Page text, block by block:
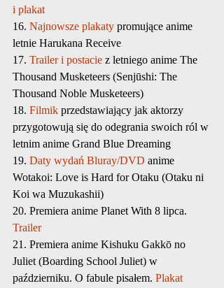
i plakat
16. Najnowsze plakaty promujące anime
letnie Harukana Receive
17. Trailer i postacie z letniego anime The
Thousand Musketeers (Senjūshi: The
Thousand Noble Musketeers)
18. Filmik przedstawiający jak aktorzy
przygotowują się do odegrania swoich ról w
letnim anime Grand Blue Dreaming
19. Daty wydań Bluray/DVD anime
Wotakoi: Love is Hard for Otaku (Otaku ni
Koi wa Muzukashii)
20. Premiera anime Planet With 8 lipca.
Trailer
21. Premiera anime Kishuku Gakkō no
Juliet (Boarding School Juliet) w
październiku. O fabule pisałem. Plakat